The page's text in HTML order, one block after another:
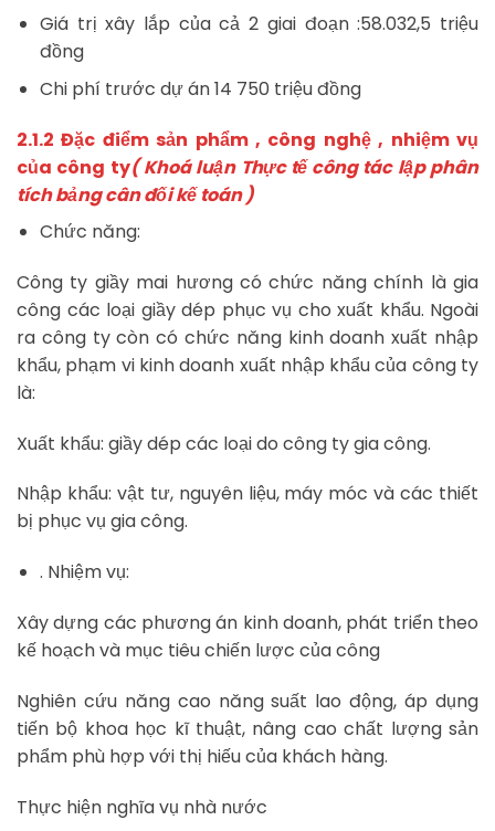
Giá trị xây lắp của cả 2 giai đoạn :58.032,5 triệu
đồng
Chi phí trước dự án 14 750 triệu đồng
2.1.2 Đặc điểm sản phẩm , công nghệ , nhiệm vụ
của công ty( Khoá luận Thực tế công tác lập phân
tích bảng cân đối kế toán )
Chức năng:
Công ty giầy mai hương có chức năng chính là gia
công các loại giầy dép phục vụ cho xuất khẩu. Ngoài
ra công ty còn có chức năng kinh doanh xuất nhập
khẩu, phạm vi kinh doanh xuất nhập khẩu của công ty
là:
Xuất khẩu: giầy dép các loại do công ty gia công.
Nhập khẩu: vật tư, nguyên liệu, máy móc và các thiết
bị phục vụ gia công.
. Nhiệm vụ:
Xây dựng các phương án kinh doanh, phát triển theo
kế hoạch và mục tiêu chiến lược của công
Nghiên cứu năng cao năng suất lao động, áp dụng
tiến bộ khoa học kĩ thuật, nâng cao chất lượng sản
phẩm phù hợp với thị hiếu của khách hàng.
Thực hiện nghĩa vụ nhà nước